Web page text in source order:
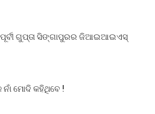
ପୂର୍ବୀ ଗୁପ୍ତା ସିଙ୍ଗାପୁରର ଜିଆଇଆଇଏସ୍
ମୋଦି କହିଥିବେ !